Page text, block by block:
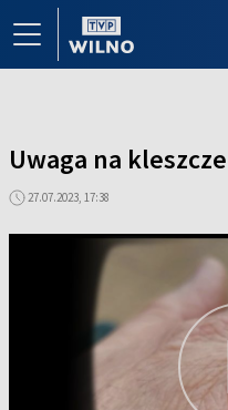
Uwaga na kleszcze
27.07.2023, 17:38